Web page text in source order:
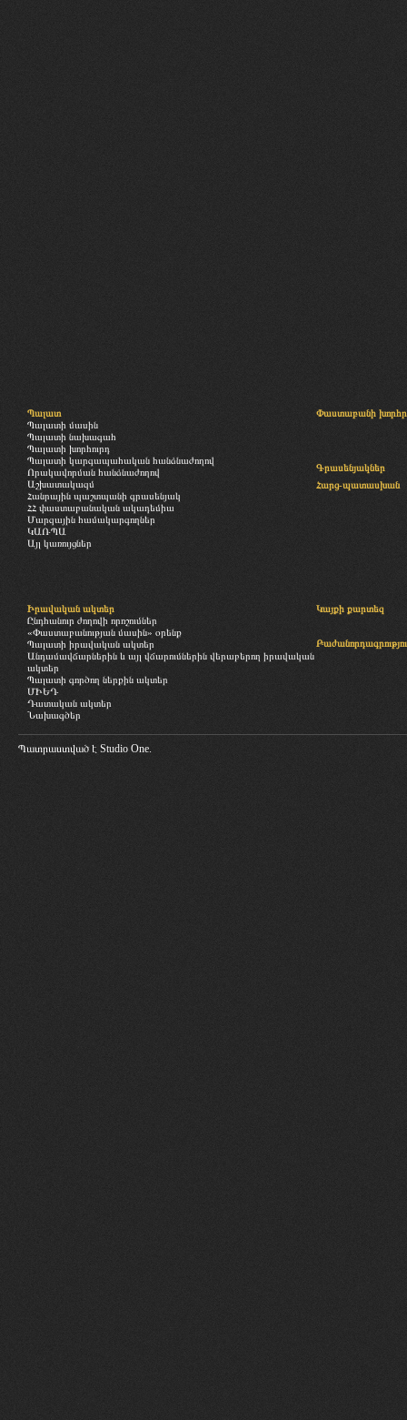
Պալատ
Պալատի մասին
Պալատի նախագահ
Պալատի խորհուրդ
Պալատի կարգապահական հանձնաժողով
Որակավորման հանձնաժողով
Աշխատակազմ
Հանրային պաշտպանի գրասենյակ
ՀՀ փաստաբանական ակադեմիա
Մարզային համակարգողներ
ԿԱՌՊԱ
Այլ կառույցներ
Փաստաբանի
Գրասենյակներ
Հարց-պատասխան
Իրավական ակտեր
Ընդհանուր ժողովի որոշումներ
«Փաստաբանության մասին» օրենք
Պալատի իրավական ակտեր
Անդամավճարներին և այլ վճարումներին վերաբերող իրավական
ակտեր
Պալատի գործող ներքին ակտեր
ՄԻԵԴ
Դատական ակտեր
Նախագծեր
Կայքի քարտեզ
Պատրաստված է Studio One.